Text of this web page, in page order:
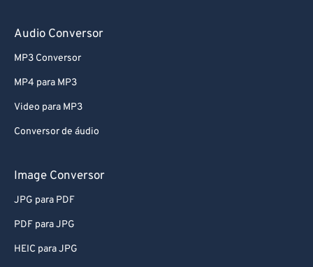
Audio Conversor
MP3 Conversor
MP4 para MP3
Video para MP3
Conversor de áudio
Image Conversor
JPG para PDF
PDF para JPG
HEIC para JPG